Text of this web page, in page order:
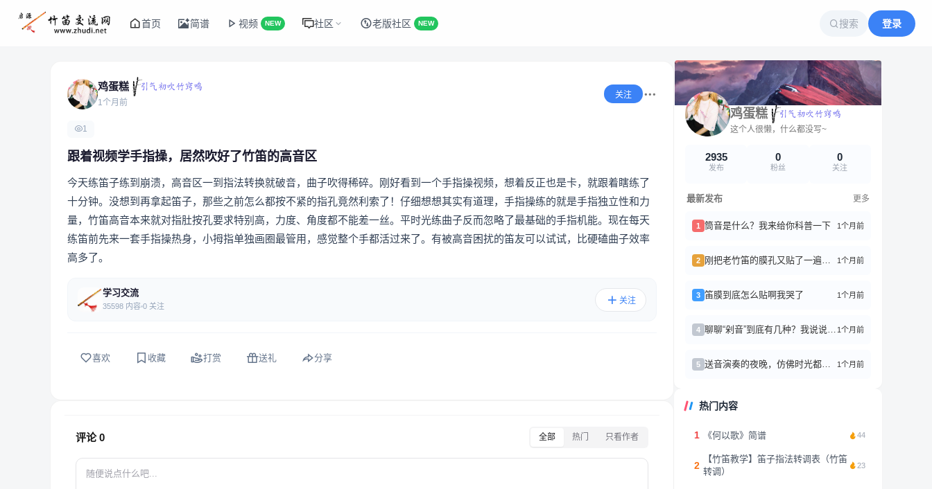
首页 简谱 视频 NEW 社区 老版社区 NEW 搜索 登录
鸡蛋糕
1个月前
关注
1
跟着视频学手指操，居然吹好了竹笛的高音区
今天练笛子练到崩溃，高音区一到指法转换就破音，曲子吹得稀碎。刚好看到一个手指操视频，想着反正也是卡，就跟着瞎练了
十分钟。没想到再拿起笛子，那些之前怎么都按不紧的指孔竟然利索了！仔细想想其实有道理，手指操练的就是手指独立性和力
量，竹笛高音本来就对指肚按孔要求特别高，力度、角度都不能差一丝。平时光练曲子反而忽略了最基础的手指机能。现在每天
练笛前先来一套手指操热身，小拇指单独画圈最管用，感觉整个手都活过来了。有被高音困扰的笛友可以试试，比硬磕曲子效率
高多了。
学习交流
35598 内容 0 关注
关注
喜欢 收藏 打赏 送礼 分享
评论0 全部 热门 只看作者
鸡蛋糕
这个人很懒，什么都没写~
2935
发布
0
粉丝
0
关注
最新发布 更多
1 筒音是什么？我来给你科普一下 1个月前
2 刚把老竹笛的膜孔又贴了一遍，终于找回那个清亮又带点磁性的声音了。 1个月前
3 笛膜到底怎么贴啊我哭了 1个月前
4 聊聊“剁音”到底有几种？我说说我的感受 1个月前
5 送音演奏的夜晚，仿佛时光都慢了 1个月前
热门内容
1 《何以歌》简谱 44
2
【竹笛教学】笛子指法转调表（竹笛
转调）
23